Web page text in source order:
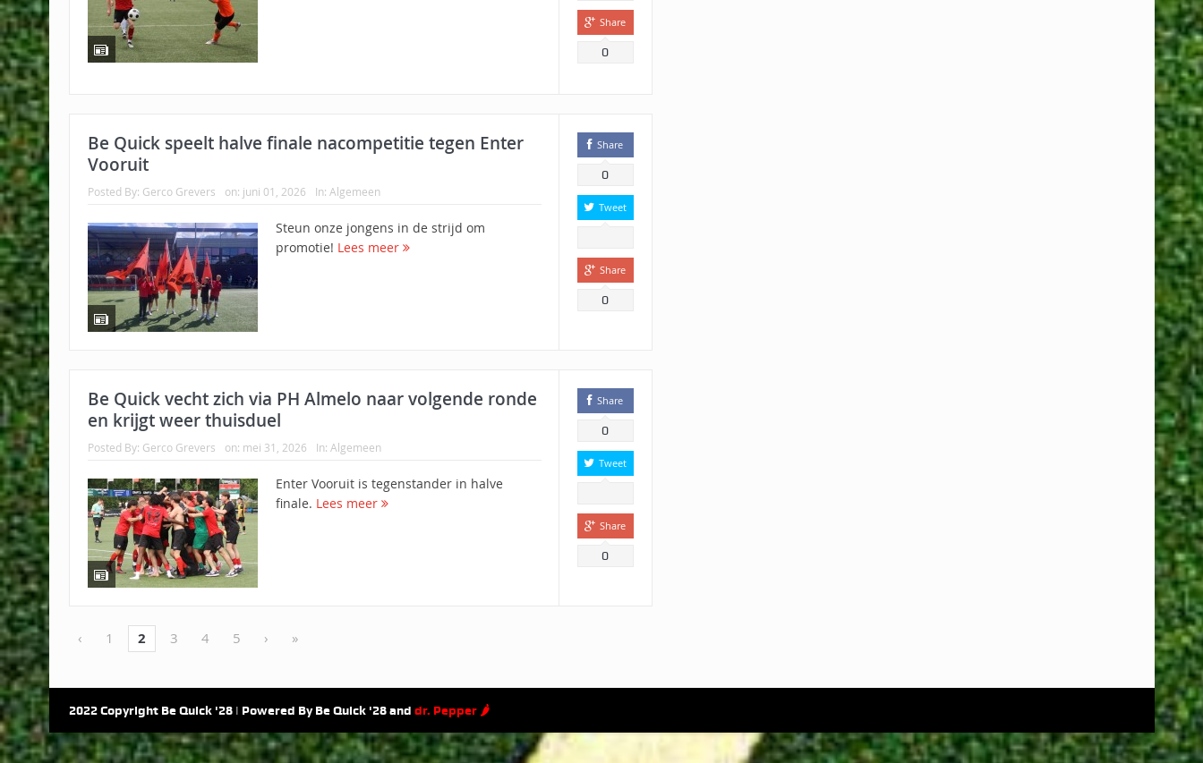
Share
0
Be Quick speelt halve finale nacompetitie tegen Enter
Vooruit
Posted By: Gerco Grevers on: juni 01, 2026 In: Algemeen
Steun onze jongens in de strijd om
promotie! Lees meer
Share
0
Tweet
Share
0
Be Quick vecht zich via PH Almelo naar volgende ronde
en krijgt weer thuisduel
Posted By: Gerco Grevers on: mei 31, 2026 In: Algemeen
Enter Vooruit is tegenstander in halve
finale. Lees meer
Share
0
Tweet
Share
0
‹ 1 2 3 4 5 › »
2022 Copyright Be Quick '28 | Powered By Be Quick '28 and dr. Pepper 🌶